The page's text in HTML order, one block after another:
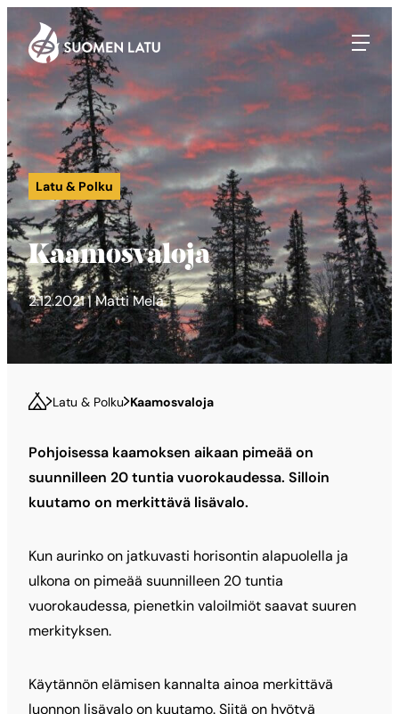
Siirry
suoraan
sisältöön
Suomen Latu
Latu & Polku
Kaamosvaloja
2.12.2021 | Matti Mela
Latu & Polku Kaamosvaloja
Pohjoisessa kaamoksen aikaan pimeää on
suunnilleen 20 tuntia vuorokaudessa. Silloin
kuutamo on merkittävä lisävalo.
Kun aurinko on jatkuvasti horisontin alapuolella ja
ulkona on pimeää suunnilleen 20 tuntia
vuorokaudessa, pienetkin valoilmiöt saavat suuren
merkityksen.
Käytännön elämisen kannalta ainoa merkittävä
luonnon lisävalo on kuutamo. Siitä on hyötyä